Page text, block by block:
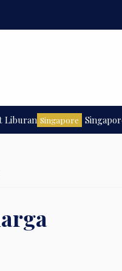
Singapore Singapore